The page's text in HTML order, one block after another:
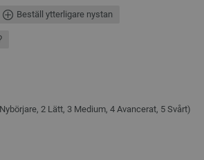
Beställ ytterligare nystan
2 Lätt, 3 Medium, 4 Avancerat, 5 Svårt)